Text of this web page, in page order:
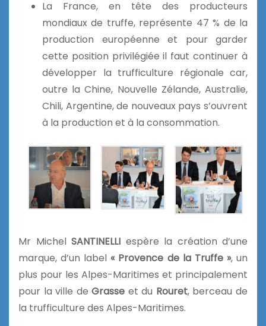
La France, en tête des producteurs
mondiaux de truffe, représente 47 % de la
production européenne et pour garder
cette position privilégiée il faut continuer à
développer la trufficulture régionale car,
outre la Chine, Nouvelle Zélande, Australie,
Chili, Argentine, de nouveaux pays s’ouvrent
à la production et à la consommation.
Mr Michel SANTINELLI espère la création d’une
marque, d’un label« Provence de la Truffe », un
plus pour les Alpes-Maritimes et principalement
pour la ville deGrasse et du Rouret, berceau de
la trufficulture des Alpes-Maritimes.